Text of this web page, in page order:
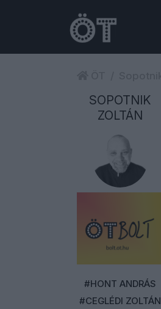
SOPOTNIK
ZOLTÁN
#HONT ANDRÁS
#CEGLÉDI ZOLTÁN